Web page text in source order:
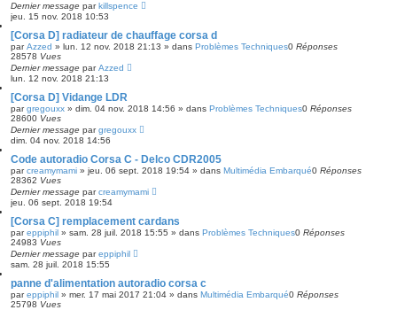
Dernier message parkillspence
jeu. 15 nov. 2018 10:53
[Corsa D] radiateur de chauffage corsa d
parAzzed » lun. 12 nov. 2018 21:13 » dans Problèmes Techniques0 Réponses
28578 Vues
Dernier message parAzzed
lun. 12 nov. 2018 21:13
[Corsa D] Vidange LDR
pargregouxx » dim. 04 nov. 2018 14:56 » dans Problèmes Techniques0 Réponses
28600 Vues
Dernier message pargregouxx
dim. 04 nov. 2018 14:56
Code autoradio Corsa C - Delco CDR2005
parcreamymami » jeu. 06 sept. 2018 19:54 » dans Multimédia Embarqué0 Réponses
28362 Vues
Dernier message parcreamymami
jeu. 06 sept. 2018 19:54
[Corsa C] remplacement cardans
pareppiphil » sam. 28 juil. 2018 15:55 » dans Problèmes Techniques0 Réponses
24983 Vues
Dernier message pareppiphil
sam. 28 juil. 2018 15:55
panne d'alimentation autoradio corsa c
pareppiphil » mer. 17 mai 2017 21:04 » dans Multimédia Embarqué0 Réponses
25798 Vues